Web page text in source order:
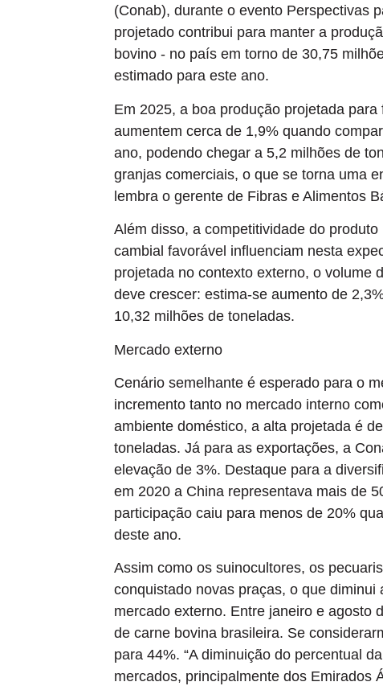
(Conab), durante o evento Perspectivas
projetado contribui para manter a
bovino - no país em torno de 30,75
estimado para este ano.
Em 2025, a boa produção projetada
aumentem cerca de 1,9% quando
ano, podendo chegar a 5,2 milhões de
granjas comerciais, o que se torna uma
lembra o gerente de Fibras e Alimentos
Além disso, a competitividade do
cambial favorável influenciam nesta
projetada no contexto externo, o volume
deve crescer: estima-se aumento de
10,32 milhões de toneladas.
Mercado externo
Cenário semelhante é esperado para o
incremento tanto no mercado interno
ambiente doméstico, a alta projetada é
toneladas. Já para as exportações, a
elevação de 3%. Destaque para a
em 2020 a China representava mais de
participação caiu para menos de 20%
deste ano.
Assim como os suinocultores, os
conquistado novas praças, o que
mercado externo. Entre janeiro e agosto
de carne bovina brasileira. Se
para 44%. “A diminuição do percentual
mercados, principalmente dos Emirados